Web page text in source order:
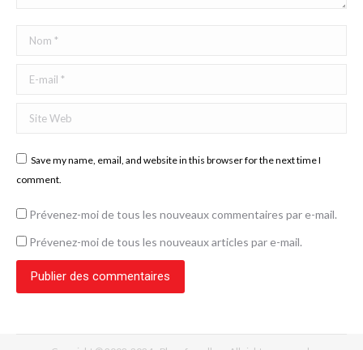
Nom *
E-mail *
Site Web
Save my name, email, and website in this browser for the next time I
comment.
Prévenez-moi de tous les nouveaux commentaires par e-mail.
Prévenez-moi de tous les nouveaux articles par e-mail.
Publier des commentaires